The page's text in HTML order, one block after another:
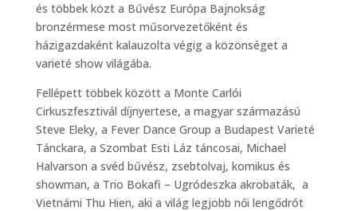
és többek közt a Bűvész Európa Bajnokság
bronzérmese most műsorvezetőként és
házigazdaként kalauzolta végig a közönséget a
varieté show világába.
Fellépett többek között a Monte Carlói
Cirkuszfesztivál díjnyertese, a magyar származású
Steve Eleky, a Fever Dance Group a Budapest Varieté
Tánckara, a Szombat Esti Láz táncosai, Michael
Halvarson a svéd bűvész, zsebtolvaj, komikus és
showman, a Trio Bokafi – Ugródeszka akrobaták, a
Vietnámi Thu Hien, aki a világ legjobb női lengődrót